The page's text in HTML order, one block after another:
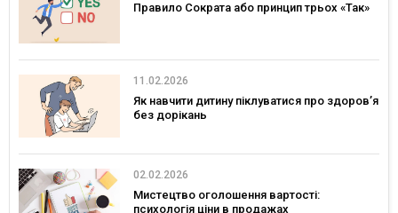
Правило Сократа або принцип трьох «Так»
11.02.2026
Як навчити дитину піклуватися про здоров’я
без дорікань
02.02.2026
Мистецтво оголошення вартості:
психологія ціни в продажах